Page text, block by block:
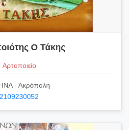
Ο Τάκης
Αρτοποιείο
- Ακρόπολη
2109230052